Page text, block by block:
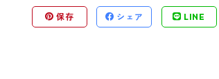
保存 シェア LINE